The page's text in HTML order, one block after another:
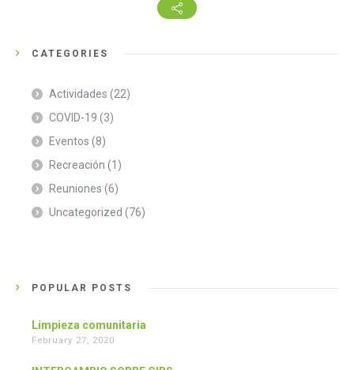
CATEGORIES
Actividades (22)
COVID-19 (3)
Eventos (8)
Recreación (1)
Reuniones (6)
Uncategorized (76)
POPULAR POSTS
Limpieza comunitaria
February 27, 2020